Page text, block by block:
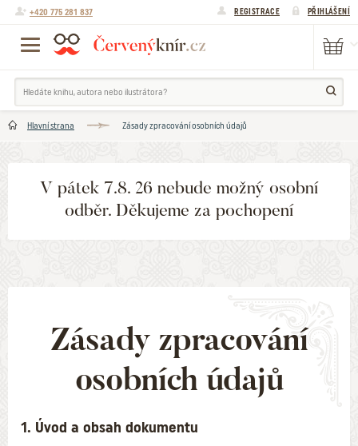
+420 775 281 837 REGISTRACE PŘIHLÁŠENÍ
Hlavní strana Zásady zpracování osobních údajů
V pátek 7.8. 26 nebude možný osobní
odběr. Děkujeme za pochopení
Zásady zpracování
osobních údajů
1. Úvod a obsah dokumentu